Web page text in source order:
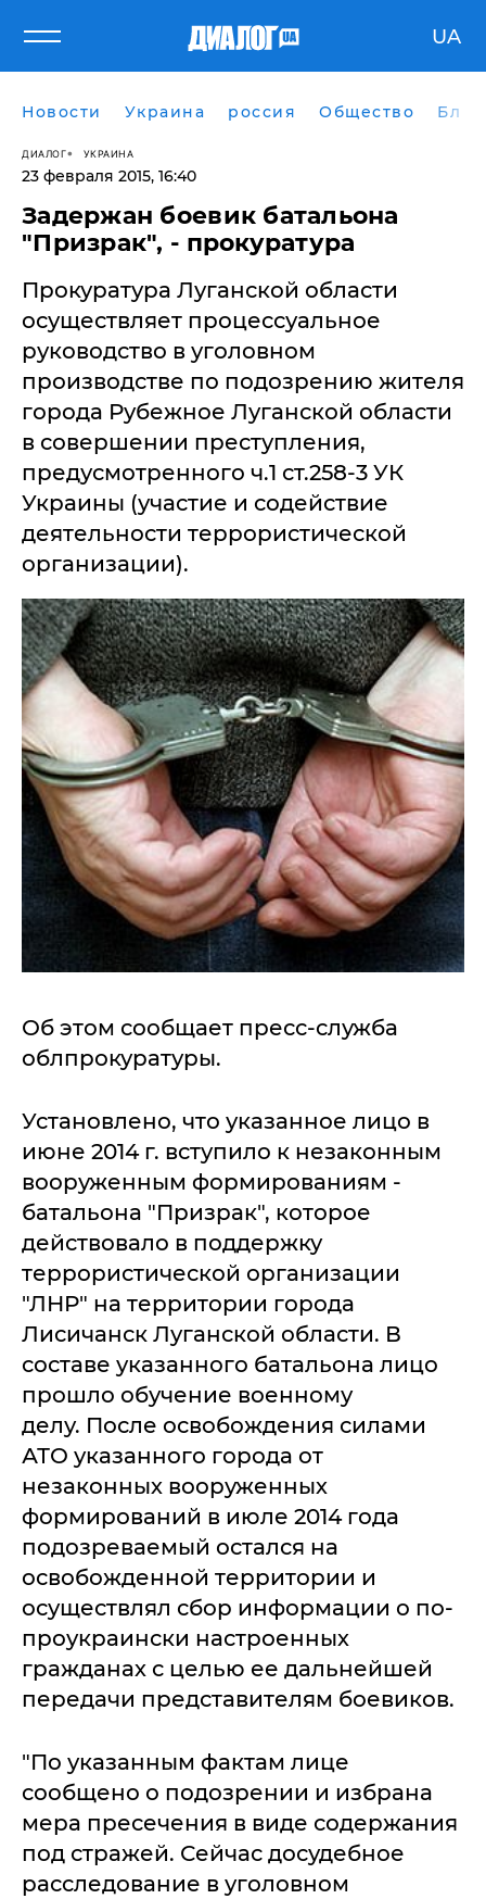
UA
Новости Украина россия Общество
ДИАЛОГ УКРАИНА
23 февраля 2015, 16:40
Задержан боевик батальона
"Призрак", - прокуратура
​Прокуратура Луганской области
осуществляет процессуальное
руководство в уголовном
производстве по подозрению жителя
города Рубежное Луганской области
в совершении преступления,
предусмотренного ч.1 ст.258-3 УК
Украины (участие и содействие
деятельности террористической
организации).
Об этом сообщает пресс-служба
облпрокуратуры.
Установлено, что указанное лицо в
июне 2014 г. вступило к незаконным
вооруженным формированиям -
батальона "Призрак", которое
действовало в поддержку
террористической организации
"ЛНР" на территории города
Лисичанск Луганской области. В
составе указанного батальона лицо
прошло обучение военному
делу. После освобождения силами
АТО указанного города от
незаконных вооруженных
формирований в июле 2014 года
подозреваемый остался на
освобожденной территории и
осуществлял сбор информации о по-
проукраински настроенных
гражданах с целью ее дальнейшей
передачи представителям боевиков.
"По указанным фактам лице
сообщено о подозрении и избрана
мера пресечения в виде содержания
под стражей. Сейчас досудебное
расследование в уголовном